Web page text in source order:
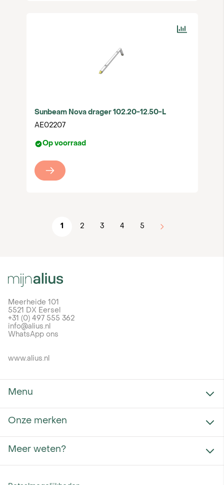
Sunbeam Nova drager 102.20-12.50-L
AE02207
Op voorraad
1 2 3 4 5
Meerheide 101
5521 DX Eersel
+31 (0) 497 555 362
info@alius.nl
WhatsApp ons
www.alius.nl
Menu
Projecten uitwerken
Retourneren
Onze merken
Aelex
Meer weten?